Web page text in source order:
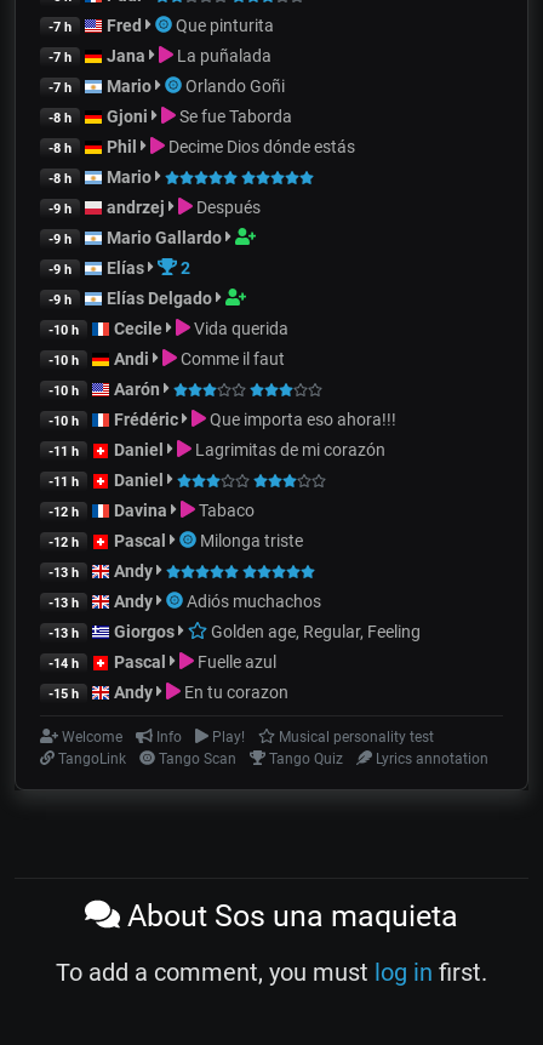
-7 h Fred Que pinturita
-7 h Jana La puñalada
-7 h Mario Orlando Goñi
-8 h Gjoni Se fue Taborda
-8 h Phil Decime Dios dónde estás
-8 h Mario
-9 h andrzej Después
-9 h Mario Gallardo
-9 h Elías 2
-9 h Elías Delgado
-10 h Cecile Vida querida
-10 h Andi Comme il faut
-10 h Aarón
-10 h Frédéric Que importa eso ahora!!!
-11 h Daniel Lagrimitas de mi corazón
-11 h Daniel
-12 h Davina Tabaco
-12 h Pascal Milonga triste
-13 h Andy
-13 h Andy Adiós muchachos
-13 h Giorgos Golden age, Regular, Feeling
-14 h Pascal Fuelle azul
-15 h Andy En tu corazon
Welcome Info Play!
Musical personality test
TangoLink
Tango Scan Tango Quiz Lyrics annotation
About Sos una maquieta
To add a comment, you must log in first.